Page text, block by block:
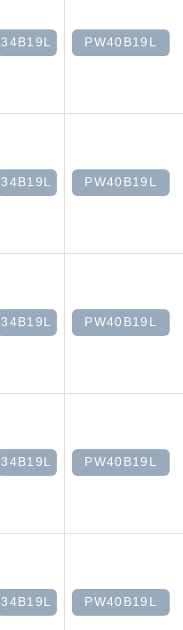
34B19L PW40B19L
34B19L PW40B19L
34B19L PW40B19L
34B19L PW40B19L
34B19L PW40B19L